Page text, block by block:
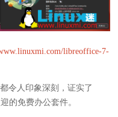
libreoffice-7-
令人印象深刻，证实了
的免费办公套件。